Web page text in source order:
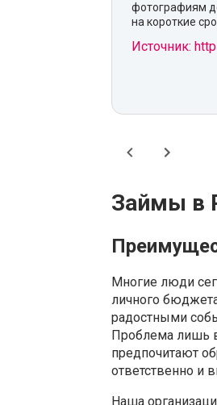
фотографиям
на короткие
Источник:
Займы в
Многие люди
личного
радостными
Проблема лишь
предпочитают
ответственно и
Наша